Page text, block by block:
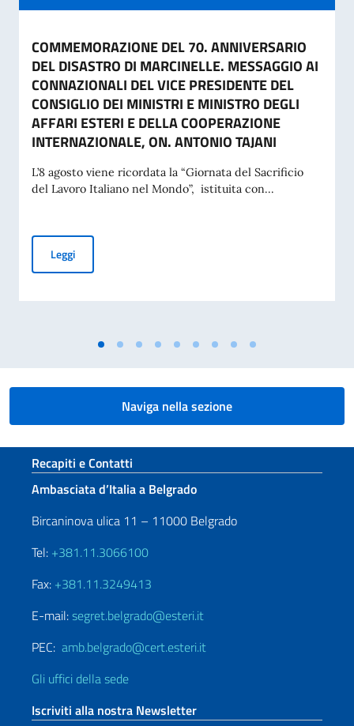
COMMEMORAZIONE DEL 70. ANNIVERSARIO
DEL DISASTRO DI MARCINELLE. MESSAGGIO AI
CONNAZIONALI DEL VICE PRESIDENTE DEL
CONSIGLIO DEI MINISTRI E MINISTRO DEGLI
AFFARI ESTERI E DELLA COOPERAZIONE
INTERNAZIONALE, ON. ANTONIO TAJANI
L’8 agosto viene ricordata la “Giornata del Sacrificio
del Lavoro Italiano nel Mondo”, istituita con...
LeggiCOMMEMORAZIONE DEL 70. ANNIVERSARIO DEL
Naviga nella sezione
Sezione footer
Recapiti e Contatti
Ambasciata d’Italia a Belgrado
Bircaninova ulica 11 – 11000 Belgrado
Tel: +381.11.3066100
Fax: +381.11.3249413
E-mail:segret.belgrado@esteri.it
PEC: amb.belgrado@cert.esteri.it
Gli uffici della sede
Iscriviti alla nostra Newsletter